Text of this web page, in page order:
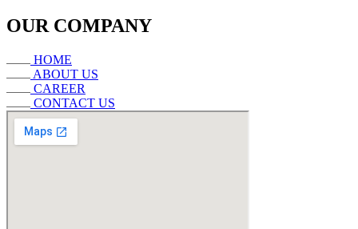
OUR COMPANY
HOME
ABOUT US
CAREER
CONTACT US